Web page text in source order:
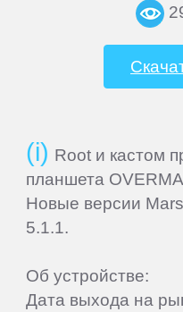
Root и кастом
планшета
Новые версии
5.1.1.
Об устройстве:
Дата выхода на